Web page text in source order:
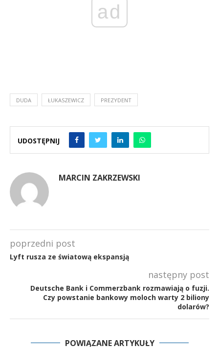
ad
DUDA ŁUKASZEWICZ PREZYDENT
UDOSTĘPNIJ
MARCIN ZAKRZEWSKI
poprzedni post
Lyft rusza ze światową ekspansją
następny post
Deutsche Bank i Commerzbank rozmawiają o fuzji.
Czy powstanie bankowy moloch warty 2 biliony
dolarów?
POWIĄZANE ARTYKUŁY